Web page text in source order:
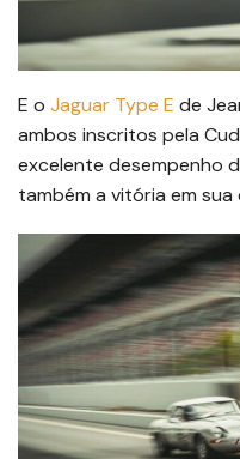
E o Jaguar Type E de
ambos inscritos pela
excelente desempenho
também a vitória em sua